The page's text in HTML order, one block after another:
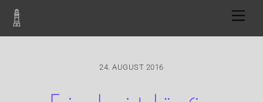
Skip
content
24. AUGUST 2016